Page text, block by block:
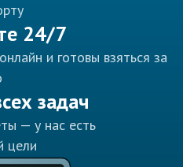
24/7
и готовы взяться за
задач
— у нас есть
цели